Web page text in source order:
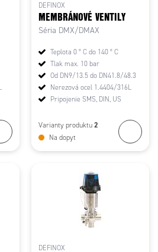
DEFINOX
MEMBRÁNOVÉ VENTILY
Séria DMX/DMAX
Teplota 0 ° C do 140 ° C
Tlak max. 10 bar
Od DN9/13.5 do DN41.8/48.3
Nerezová ocel 1.4404/316L
Pripojenie SMS, DIN, US
Varianty produktu 2
Na dopyt
DEFINOX